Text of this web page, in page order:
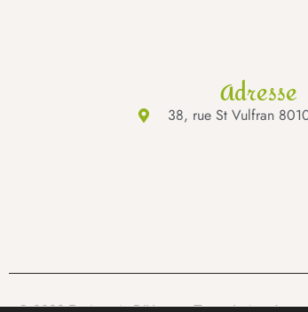
Adresse
38, rue St Vulfran